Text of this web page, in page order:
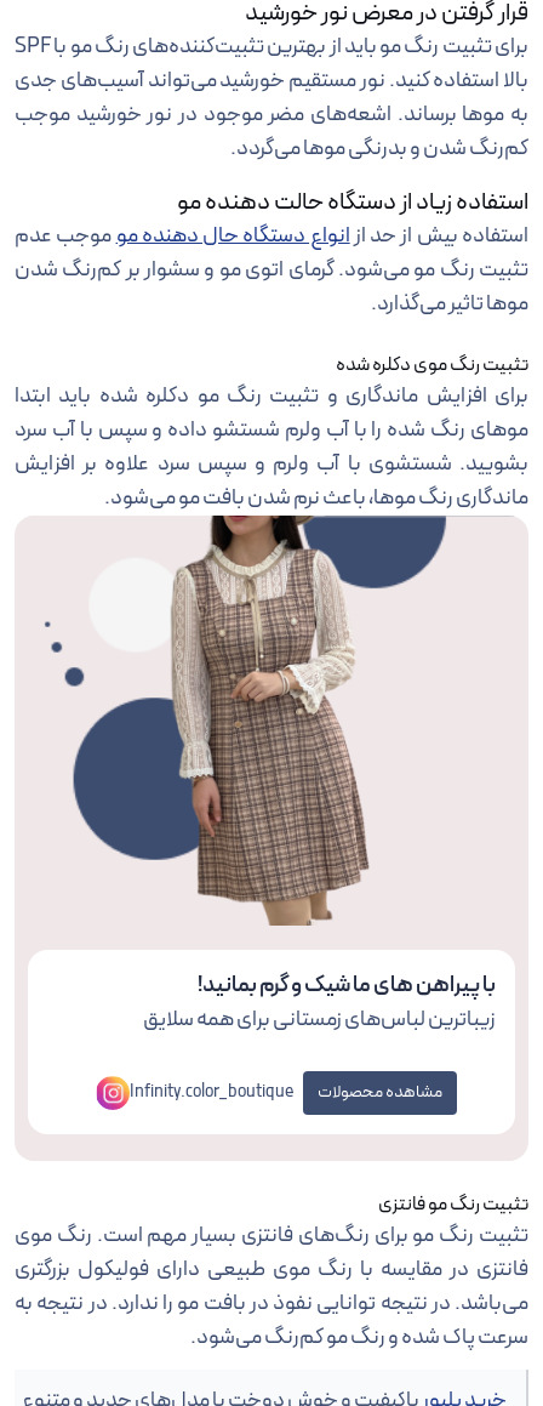
قرار گرفتن در معرض نور خورشید
برای تثبیت رنگ مو باید از بهترین تثبیت‌کننده‌های رنگ مو با SPF
بالا استفاده کنید. نور مستقیم خورشید می‌تواند آسیب‌های جدی
به موها برساند. اشعه‌های مضر موجود در نور خورشید موجب
کم‌رنگ شدن و بد‌رنگی موها می‌گردد.
استفاده زیاد از دستگاه حالت دهنده مو
استفاده بیش از حد ازانواع دستگاه حال دهنده موموجب عدم
تثبیت رنگ مو می‌شود. گرمای اتوی مو و سشوار بر کم‌رنگ شدن
موها تاثیر می‌گذارد.
تثبیت رنگ موی دکلره شده
برای افزایش ماندگاری و تثبیت رنگ مو دکلره شده باید ابتدا
موهای رنگ شده را با آب ولرم شستشو داده و سپس با آب سرد
بشویید. شستشوی با آب ولرم و سپس سرد علاوه بر افزایش
ماندگاری رنگ موها، باعث نرم شدن بافت مو می‌شود.
با پیراهن های ما شیک و گرم بمانید!
زیباترین لباس‌های زمستانی برای همه سلایق
مشاهده محصولات Infinity.color_boutique
تثبیت رنگ مو فانتزی
تثبیت رنگ مو برای رنگ‌های فانتزی بسیار مهم است. رنگ موی
فانتزی در مقایسه با رنگ موی طبیعی دارای فولیکول‌ بزرگتری
می‌باشد. در نتیجه توانایی نفوذ در بافت مو را ندارد. در نتیجه به
سرعت پاک شده و رنگ مو کم‌رنگ می‌شود.